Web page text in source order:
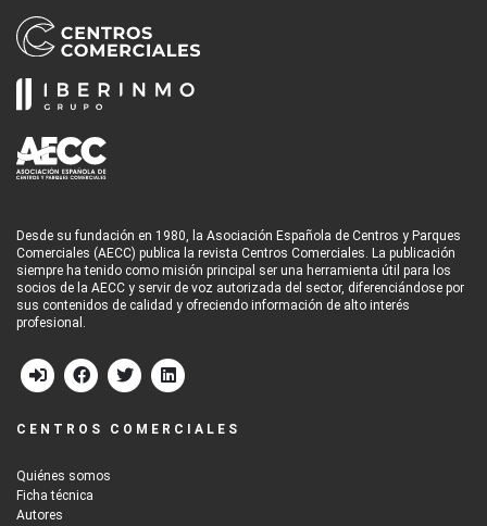
Desde su fundación en 1980, la Asociación Española de Centros y Parques
Comerciales (AECC) publica la revista Centros Comerciales. La publicación
siempre ha tenido como misión principal ser una herramienta útil para los
socios de la AECC y servir de voz autorizada del sector, diferenciándose por
sus contenidos de calidad y ofreciendo información de alto interés
profesional.
CENTROS COMERCIALES
Quiénes somos
Ficha técnica
Autores